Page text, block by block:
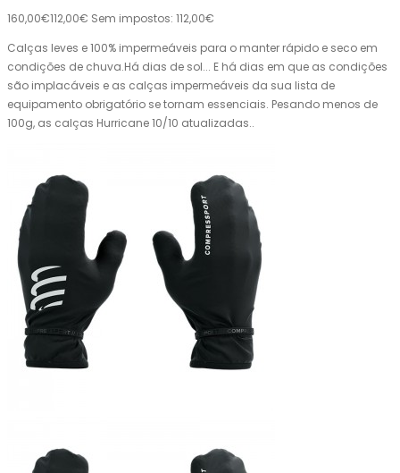
160,00€112,00€ Sem impostos: 112,00€
Calças leves e 100% impermeáveis ​​para o manter rápido e seco em
condições de chuva.Há dias de sol... E há dias em que as condições
são implacáveis ​​e as calças impermeáveis ​​da sua lista de
equipamento obrigatório se tornam essenciais. Pesando menos de
100g, as calças Hurricane 10/10 atualizadas..